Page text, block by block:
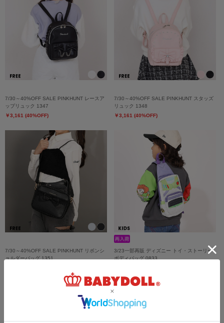
7/30～40%OFF SALE PINKHUNT レースア
ップリュック 1347
￥3,161 (40%OFF)
7/30～40%OFF SALE PINKHUNT スタッズ
リュック 1348
￥3,161 (40%OFF)
7/30～40%OFF SALE PINKHUNT リボンシ
ョルダーバッグ 1351
3/23一部再販 ディズニー トイ・ストーリー
ボディバッグ 0833